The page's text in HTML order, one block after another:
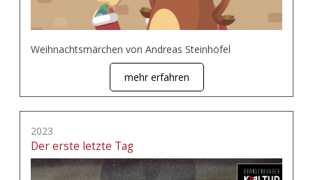
Weihnachtsmärchen von Andreas Steinhöfel
mehr erfahren
2023
Der erste letzte Tag